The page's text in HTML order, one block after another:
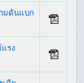
มดันแบก
รง